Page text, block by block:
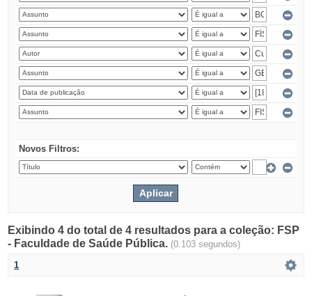
Novos Filtros:
Exibindo 4 do total de 4 resultados para a coleção: FSP
- Faculdade de Saúde Pública. (0.103 segundos)
1